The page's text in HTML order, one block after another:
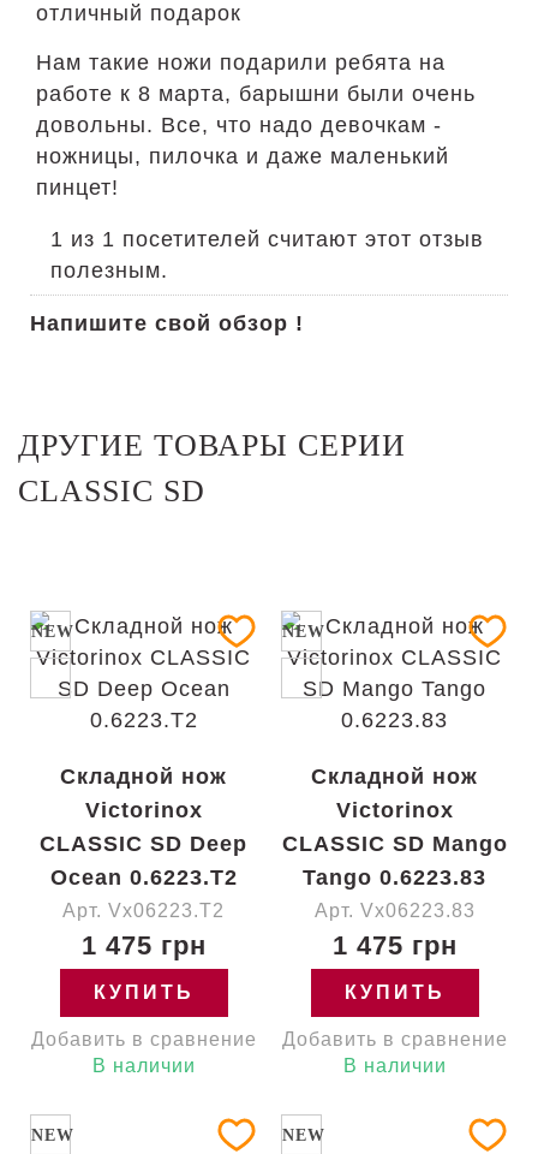
отличный подарок
Нам такие ножи подарили ребята на
работе к 8 марта, барышни были очень
довольны. Все, что надо девочкам -
ножницы, пилочка и даже маленький
пинцет!
1 из 1 посетителей считают этот отзыв
полезным.
Напишите свой обзор !
ДРУГИЕ ТОВАРЫ СЕРИИ
CLASSIC SD
NEW
Складной нож
Victorinox
CLASSIC SD Deep
Ocean 0.6223.T2
Арт. Vx06223.T2
1 475 грн
КУПИТЬ
Добавить в сравнение
В наличии
NEW
Складной нож
Victorinox
CLASSIC SD Mango
Tango 0.6223.83
Арт. Vx06223.83
1 475 грн
КУПИТЬ
Добавить в сравнение
В наличии
NEW NEW